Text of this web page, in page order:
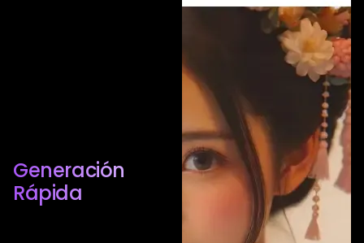
Generación
Rápida